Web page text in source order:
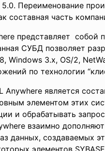
Переименование
составная часть
представляет
СУБД позволяет
Windows 3.x, OS/2,
по технологии
Anywhere является
элементом этих
и обрабатывать
взаимно
данных, создаваемых
элементов